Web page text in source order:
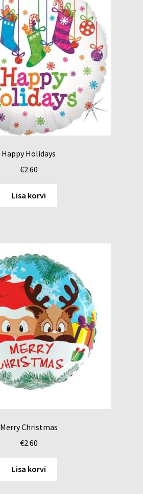
Happy Holidays
€2.60
Lisa korvi
Merry Christmas
€2.60
Lisa korvi